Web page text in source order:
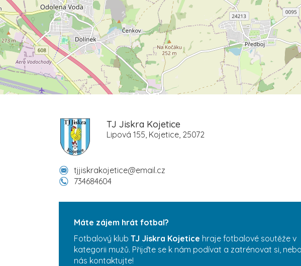
TJ Jiskra Kojetice
Lipová 155, Kojetice, 25072
tjjiskrakojetice@email.cz
734684604
Máte zájem hrát fotbal?
Fotbalový klub TJ Jiskra Kojetice hraje fotbalové soutěže v
kategorii mužů. Přijďte se k nám podívat a zatrénovat si, nebo
nás kontaktujte!